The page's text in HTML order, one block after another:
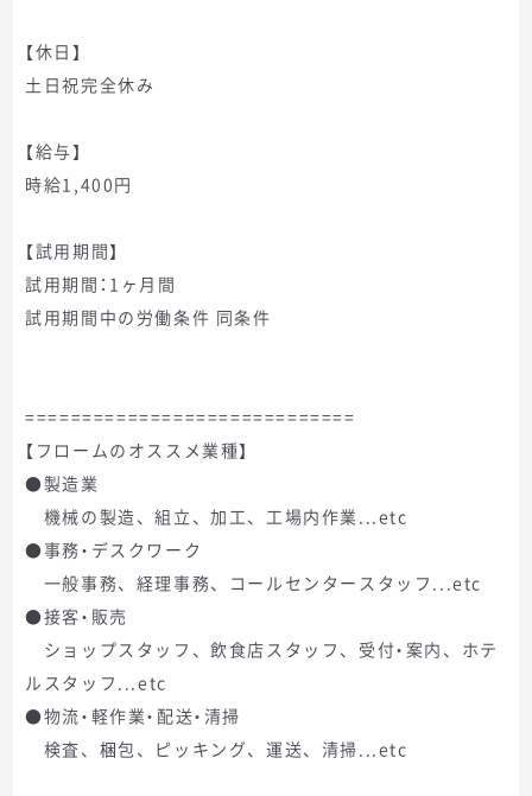
【休日】
土日祝完全休み
【給与】
時給1,400円
【試用期間】
試用期間：1ヶ月間
試用期間中の労働条件 同条件
=============================
【フロームのオススメ業種】
●製造業
機械の製造、組立、加工、工場内作業...etc
●事務・デスクワーク
一般事務、経理事務、コールセンタースタッフ...etc
●接客・販売
ショップスタッフ、飲食店スタッフ、受付・案内、ホテ
ルスタッフ...etc
●物流・軽作業・配送・清掃
検査、梱包、ピッキング、運送、清掃...etc